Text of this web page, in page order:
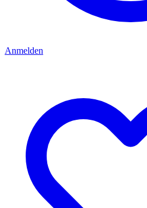
Anmelden